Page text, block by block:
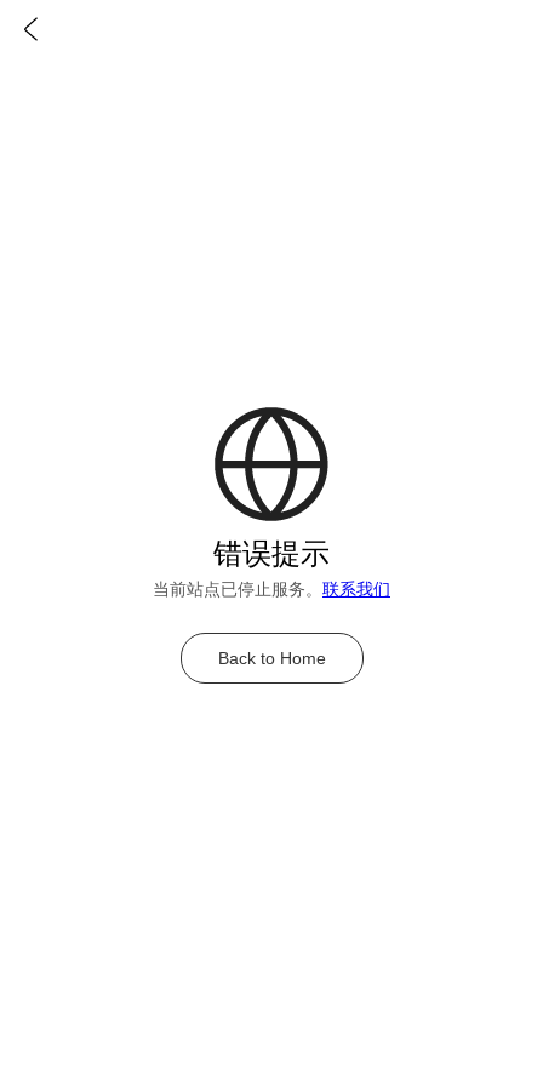
错误提示
当前站点已停止服务。 联系我们
Back to Home